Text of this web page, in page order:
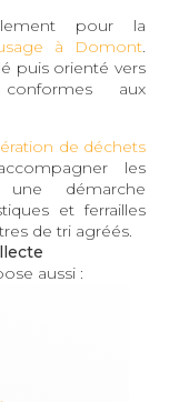
pour la
à Domont.
puis orienté vers
aux
de déchets
les
démarche
et ferrailles
de tri agréés.
aussi :